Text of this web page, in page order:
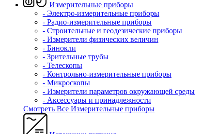
Измерительные приборы
- Электро-измерительные приборы
- Радио-измерительные приборы
- Строительные и геодезические приборы
- Измерители физических величин
- Бинокли
- Зрительные трубы
- Телескопы
- Контрольно-измерительные приборы
- Микроскопы
- Измерители параметров окружающей среды
- Аксессуары и принадлежности
Смотреть Все Измерительные приборы